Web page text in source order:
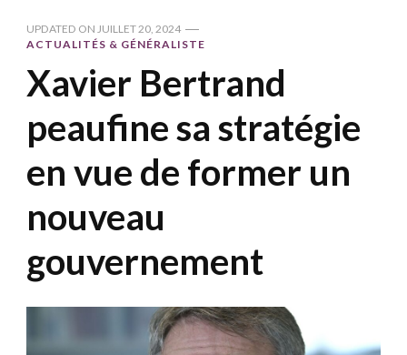
UPDATED ON JUILLET 20, 2024
ACTUALITÉS & GÉNÉRALISTE
Xavier Bertrand
peaufine sa stratégie
en vue de former un
nouveau
gouvernement